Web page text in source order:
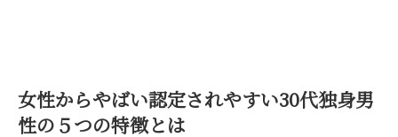
女性からやばい認定されやすい30代独身男
性の５つの特徴とは